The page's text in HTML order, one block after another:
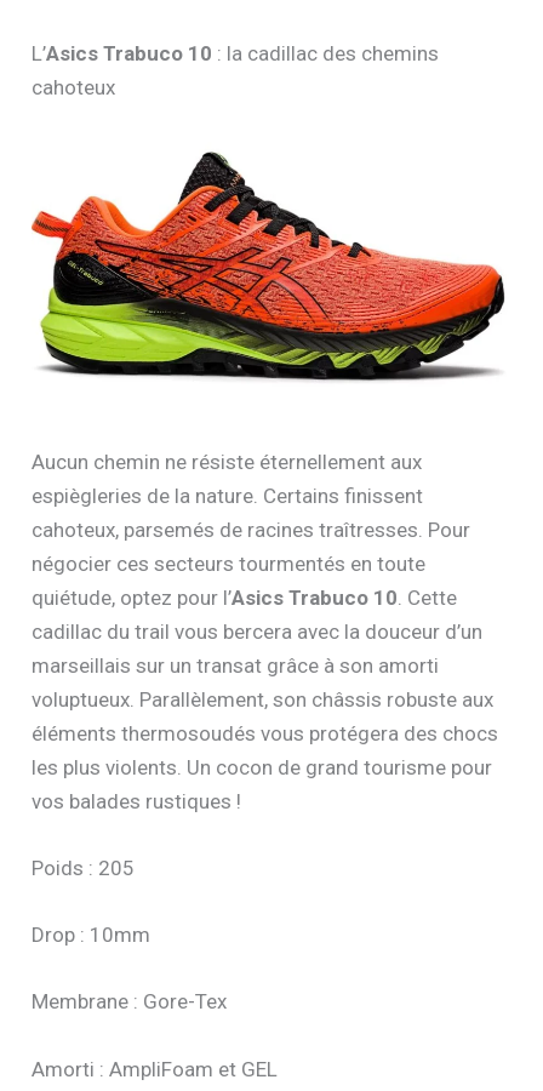
L’Asics Trabuco 10 : la cadillac des chemins
cahoteux
Aucun chemin ne résiste éternellement aux
espiègleries de la nature. Certains finissent
cahoteux, parsemés de racines traîtresses. Pour
négocier ces secteurs tourmentés en toute
quiétude, optez pour l’Asics Trabuco 10 . Cette
cadillac du trail vous bercera avec la douceur d’un
marseillais sur un transat grâce à son amorti
voluptueux. Parallèlement, son châssis robuste aux
éléments thermosoudés vous protégera des chocs
les plus violents. Un cocon de grand tourisme pour
vos balades rustiques !
Poids : 205
Drop : 10mm
Membrane : Gore-Tex
Amorti : AmpliFoam et GEL